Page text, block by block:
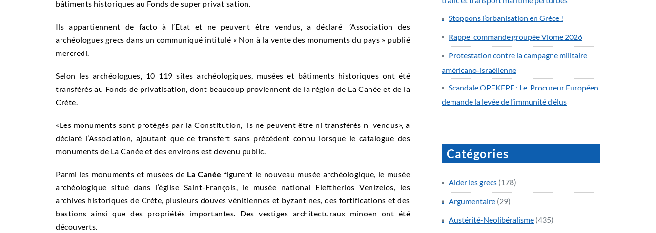
bâtiments historiques au Fonds de super privatisation.
Ils appartiennent de facto à l’Etat et ne peuvent être vendus, a déclaré l’Association des
archéologues grecs dans un communiqué intitulé « Non à la vente des monuments du pays » publié
mercredi.
Selon les archéologues, 10 119 sites archéologiques, musées et bâtiments historiques ont été
transférés au Fonds de privatisation, dont beaucoup proviennent de la région de La Canée et de la
Crète.
«Les monuments sont protégés par la Constitution, ils ne peuvent être ni transférés ni vendus», a
déclaré l’Association, ajoutant que ce transfert sans précédent connu lorsque le catalogue des
monuments de La Canée et des environs est devenu public.
Parmi les monuments et musées de La Canée figurent le nouveau musée archéologique, le musée
archéologique situé dans l’église Saint-François, le musée national Eleftherios Venizelos, les
archives historiques de Crète, plusieurs douves vénitiennes et byzantines, des fortifications et des
bastions ainsi que des propriétés importantes. Des vestiges architecturaux minoen ont été
découverts.
Stoppons l’orbanisation en Grèce !
Rappel commande groupée Viome 2026
Protestation contre la campagne militaire
américano-israélienne
Scandale OPEKEPE : Le Procureur Européen
demande la levée de l’immunité d’élus
Catégories
Aider les grecs (178)
Argumentaire (29)
Austérité-Neolibéralisme (435)